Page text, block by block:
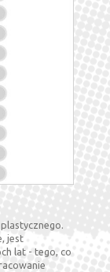
jest
lat - tego, co